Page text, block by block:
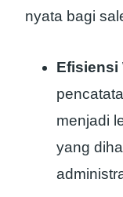
nyata bagi
Efisiensi
menjadi
yang